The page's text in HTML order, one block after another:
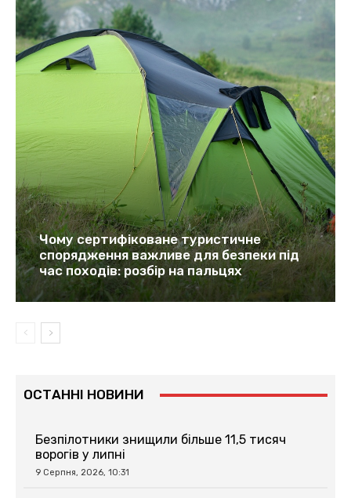
Чому сертифіковане туристичне
спорядження важливе для безпеки під
час походів: розбір на пальцях
ОСТАННІ НОВИНИ
Безпілотники знищили більше 11,5 тисяч
ворогів у липні
9 Серпня, 2026, 10:31